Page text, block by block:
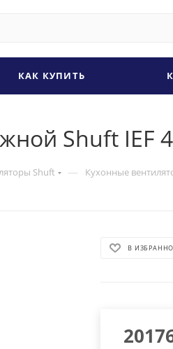
КАК КУПИТЬ
Shuft IEF
Shuft — Кухонные
В